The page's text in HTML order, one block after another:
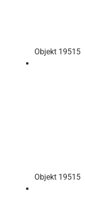
Objekt 19515
Objekt 19515